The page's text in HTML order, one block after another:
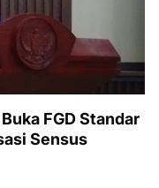
FGD Standar
Sensus